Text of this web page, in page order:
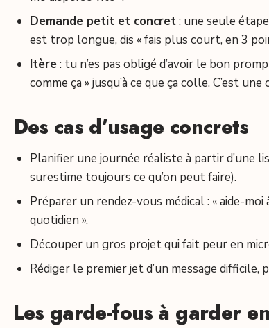
Demande petit et concret: une seule
est trop longue, dis « fais plus court, en 3
Itère: tu n’es pas obligé d’avoir le bon
comme ça » jusqu’à ce que ça colle. C’est
Des cas d’usage concrets
Planifier une journée réaliste à partir d’une
surestime toujours ce qu’on peut faire).
Préparer un rendez-vous médical : « aide-
quotidien ».
Découper un gros projet qui fait peur en
Rédiger le premier jet d’un message difficile,
Les garde-fous à garder